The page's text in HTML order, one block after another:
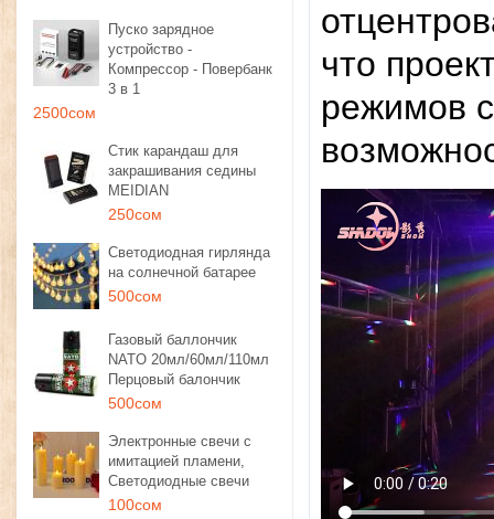
Пуско зарядное
устройство -
Компрессор - Повербанк
3 в 1
2500сом
Стик карандаш для
закрашивания седины
MEIDIAN
250сом
Светодиодная гирлянда
на солнечной батарее
500сом
Газовый баллончик
NATO 20мл/60мл/110мл
Перцовый балончик
500сом
Электронные свечи с
имитацией пламени,
Светодиодные свечи
100сом
что
режимов